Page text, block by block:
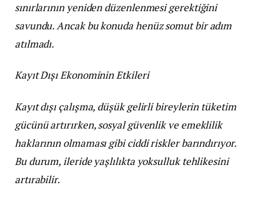
sınırlarının yeniden düzenlenmesi gerektiğini
savundu. Ancak bu konuda henüz somut bir adım
atılmadı.
Kayıt Dışı Ekonominin Etkileri
Kayıt dışı çalışma, düşük gelirli bireylerin tüketim
gücünü artırırken, sosyal güvenlik ve emeklilik
haklarının olmaması gibi ciddi riskler barındırıyor.
Bu durum, ileride yaşlılıkta yoksulluk tehlikesini
artırabilir.